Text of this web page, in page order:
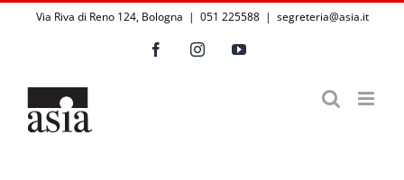
Via Riva di Reno 124, Bologna | 051 225588 | segreteria@asia.it
FacebookInstagramYouTube